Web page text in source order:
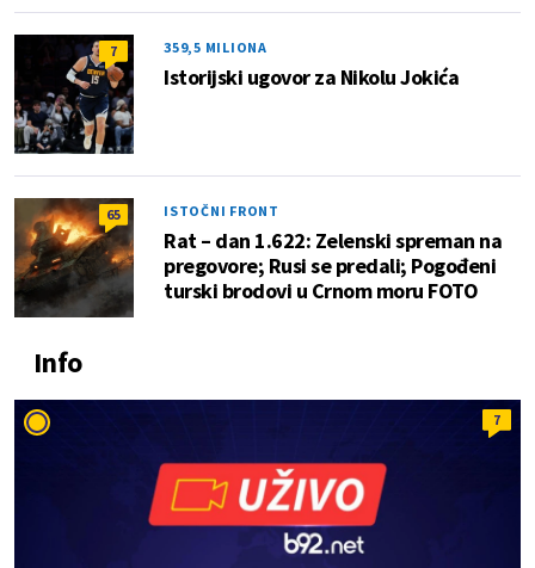
7 359,5 MILIONA
Istorijski ugovor za Nikolu Jokića
65 ISTOČNI FRONT
Rat – dan 1.622: Zelenski spreman na
pregovore; Rusi se predali; Pogođeni
turski brodovi u Crnom moru FOTO
Info
7